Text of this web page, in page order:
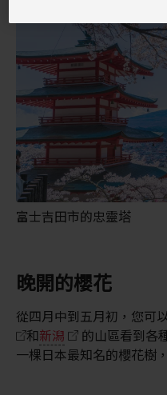
富士吉田市的忠靈塔
晚開的櫻花
從四月中到五月初，您可
和新潟
的山區看到各
一棵日本最知名的櫻花樹